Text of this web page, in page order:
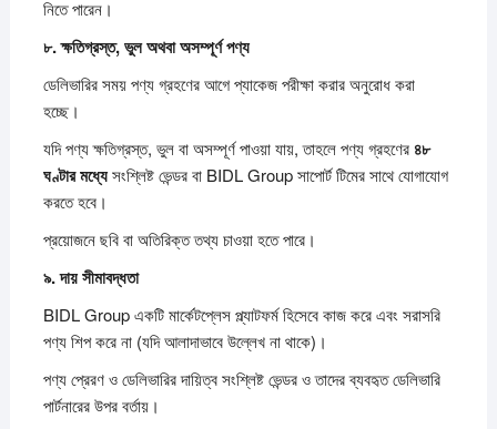
নিতে পারেন।
৮.ক্ষতিগ্রস্ত,ভুলঅথবাঅসম্পূর্ণপণ্য
ডেলিভারির সময় পণ্য গ্রহণের আগে প্যাকেজ পরীক্ষা করার অনুরোধ করা
হচ্ছে।
যদি পণ্য ক্ষতিগ্রস্ত, ভুল বা অসম্পূর্ণ পাওয়া যায়, তাহলে পণ্য গ্রহণের ৪৮
ঘণ্টারমধ্যেসংশ্লিষ্ট ভেন্ডর বা BIDL Group সাপোর্ট টিমের সাথে যোগাযোগ
করতে হবে।
প্রয়োজনে ছবি বা অতিরিক্ত তথ্য চাওয়া হতে পারে।
৯.দায়সীমাবদ্ধতা
BIDL Group একটি মার্কেটপ্লেস প্ল্যাটফর্ম হিসেবে কাজ করে এবং সরাসরি
পণ্য শিপ করে না (যদি আলাদাভাবে উল্লেখ না থাকে)।
পণ্য প্রেরণ ও ডেলিভারির দায়িত্ব সংশ্লিষ্ট ভেন্ডর ও তাদের ব্যবহৃত ডেলিভারি
পার্টনারের উপর বর্তায়।